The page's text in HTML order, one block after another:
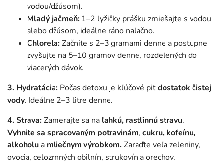
vodou/džúsom).
Mladý jačmeň: 1–2 lyžičky prášku zmiešajte s vodou
alebo džúsom, ideálne ráno nalačno.
Chlorela:Začnite s 2–3 gramami denne a postupne
zvyšujte na 5–10 gramov denne, rozdelených do
viacerých dávok.
3. Hydratácia: Počas detoxu je kľúčové piťdostatok čistej
vody. Ideálne 2–3 litre denne.
4. Strava:Zamerajte sa na ľahkú, rastlinnú stravu.
Vyhnite sa spracovaným potravinám, cukru, kofeínu,
alkoholu a mliečnym výrobkom. Zaraďte veľa zeleniny,
ovocia, celozrnných obilnín, strukovín a orechov.